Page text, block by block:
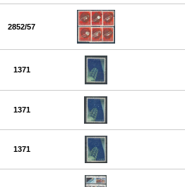
2852/57
1371
1371
1371